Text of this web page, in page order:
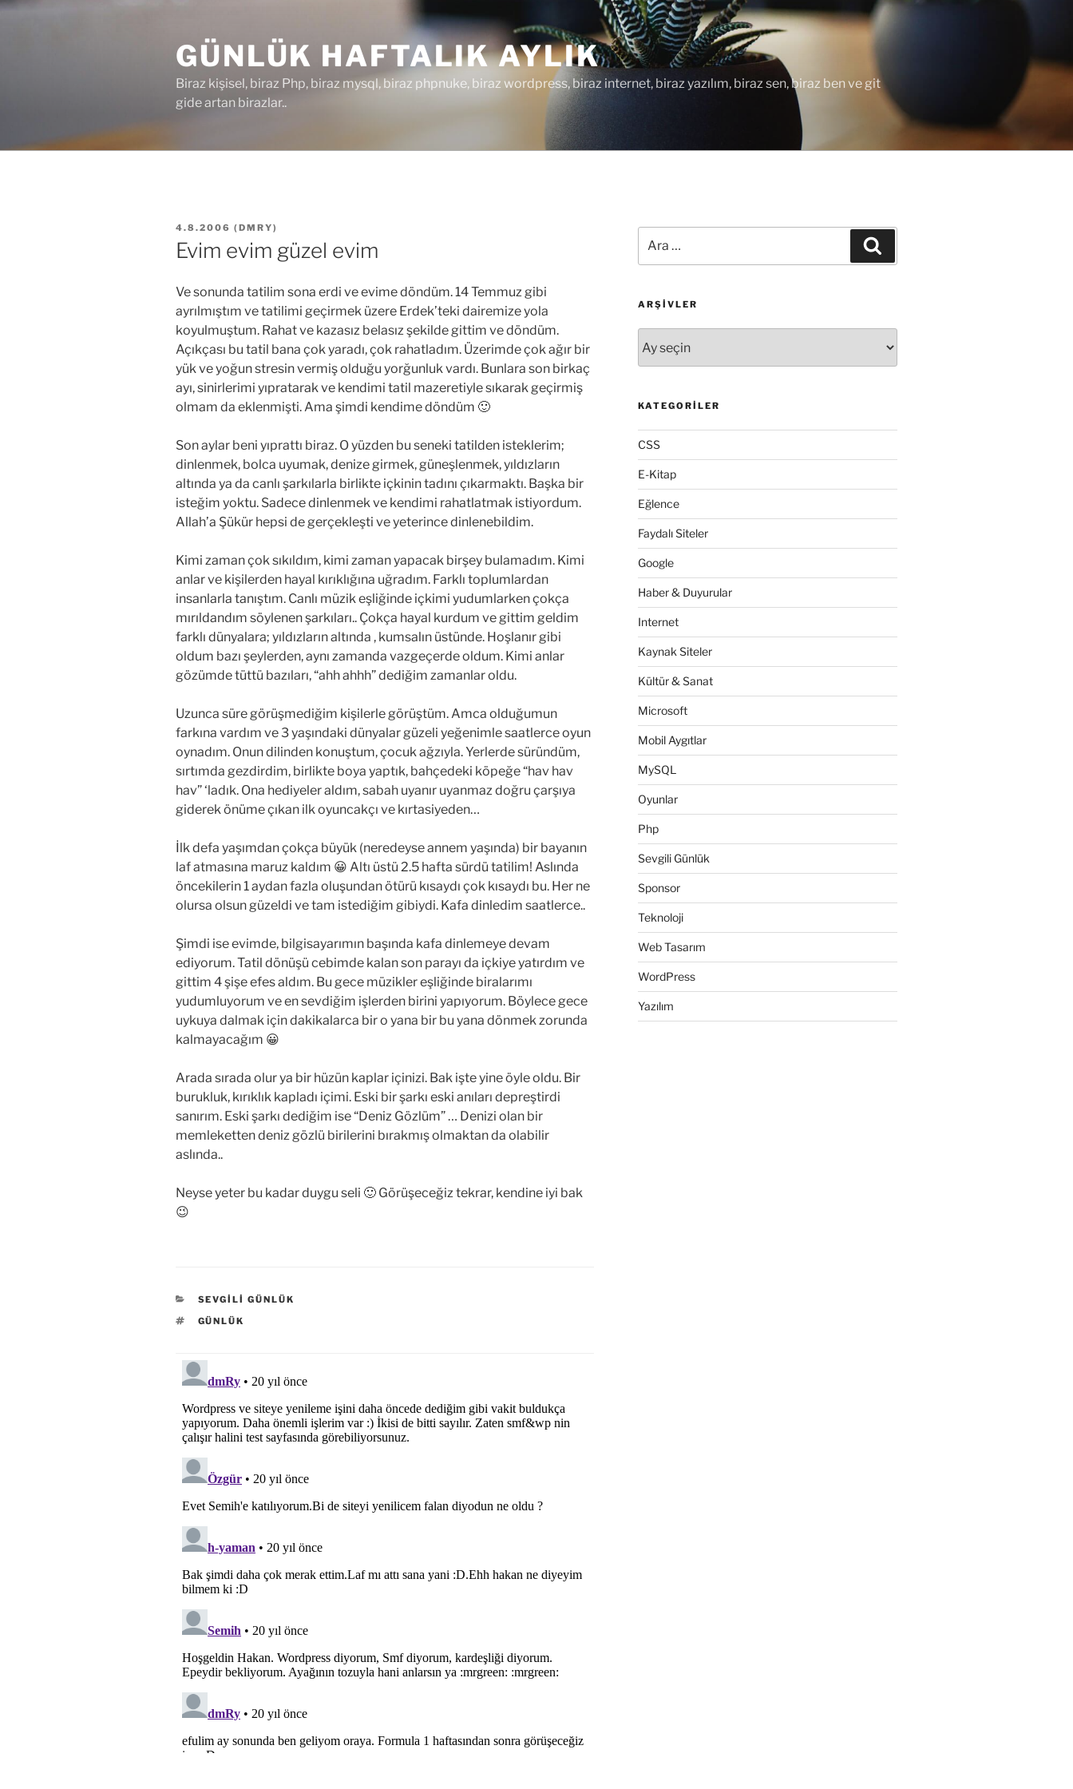
İçeriğe
GÜNLÜK HAFTALIK AYLIK
Biraz kişisel, biraz Php, biraz mysql, biraz phpnuke, biraz wordpress, biraz internet, biraz yazılım, biraz sen, biraz ben ve git
gide artan birazlar..
YAYIM
TARIHI
4.8.2006 ( DMRY)
Evim evim güzel evim
Ve sonunda tatilim sona erdi ve evime döndüm. 14 Temmuz gibi
ayrılmıştım ve tatilimi geçirmek üzere Erdek’teki dairemize yola
koyulmuştum. Rahat ve kazasız belasız şekilde gittim ve döndüm.
Açıkçası bu tatil bana çok yaradı, çok rahatladım. Üzerimde çok ağır bir
yük ve yoğun stresin vermiş olduğu yorğunluk vardı. Bunlara son birkaç
ayı, sinirlerimi yıpratarak ve kendimi tatil mazeretiyle sıkarak geçirmiş
olmam da eklenmişti. Ama şimdi kendime döndüm 🙂
Son aylar beni yıprattı biraz. O yüzden bu seneki tatilden isteklerim;
dinlenmek, bolca uyumak, denize girmek, güneşlenmek, yıldızların
altında ya da canlı şarkılarla birlikte içkinin tadını çıkarmaktı. Başka bir
isteğim yoktu. Sadece dinlenmek ve kendimi rahatlatmak istiyordum.
Allah’a Şükür hepsi de gerçekleşti ve yeterince dinlenebildim.
Kimi zaman çok sıkıldım, kimi zaman yapacak birşey bulamadım. Kimi
anlar ve kişilerden hayal kırıklığına uğradım. Farklı toplumlardan
insanlarla tanıştım. Canlı müzik eşliğinde içkimi yudumlarken çokça
mırıldandım söylenen şarkıları.. Çokça hayal kurdum ve gittim geldim
farklı dünyalara; yıldızların altında , kumsalın üstünde. Hoşlanır gibi
oldum bazı şeylerden, aynı zamanda vazgeçerde oldum. Kimi anlar
gözümde tüttü bazıları, “ahh ahhh” dediğim zamanlar oldu.
Uzunca süre görüşmediğim kişilerle görüştüm. Amca olduğumun
farkına vardım ve 3 yaşındaki dünyalar güzeli yeğenimle saatlerce oyun
oynadım. Onun dilinden konuştum, çocuk ağzıyla. Yerlerde süründüm,
sırtımda gezdirdim, birlikte boya yaptık, bahçedeki köpeğe “hav hav
hav” ‘ladık. Ona hediyeler aldım, sabah uyanır uyanmaz doğru çarşıya
giderek önüme çıkan ilk oyuncakçı ve kırtasiyeden…
İlk defa yaşımdan çokça büyük (neredeyse annem yaşında) bir bayanın
laf atmasına maruz kaldım 😀 Altı üstü 2.5 hafta sürdü tatilim! Aslında
öncekilerin 1 aydan fazla oluşundan ötürü kısaydı çok kısaydı bu. Her ne
olursa olsun güzeldi ve tam istediğim gibiydi. Kafa dinledim saatlerce..
Şimdi ise evimde, bilgisayarımın başında kafa dinlemeye devam
ediyorum. Tatil dönüşü cebimde kalan son parayı da içkiye yatırdım ve
gittim 4 şişe efes aldım. Bu gece müzikler eşliğinde biralarımı
yudumluyorum ve en sevdiğim işlerden birini yapıyorum. Böylece gece
uykuya dalmak için dakikalarca bir o yana bir bu yana dönmek zorunda
kalmayacağım 😀
Arada sırada olur ya bir hüzün kaplar içinizi. Bak işte yine öyle oldu. Bir
burukluk, kırıklık kapladı içimi. Eski bir şarkı eski anıları depreştirdi
sanırım. Eski şarkı dediğim ise “Deniz Gözlüm” … Denizi olan bir
memleketten deniz gözlü birilerini bırakmış olmaktan da olabilir
aslında..
Neyse yeter bu kadar duygu seli 🙂 Görüşeceğiz tekrar, kendine iyi bak
😉
KATEGORILER
SEVGILI GÜNLÜK
ETIKETLER
GÜNLÜK
ARŞIVLER
KATEGORILER
CSS
E-Kitap
Eğlence
Faydalı Siteler
Google
Haber & Duyurular
Internet
Kaynak Siteler
Kültür & Sanat
Microsoft
Mobil Aygıtlar
MySQL
Oyunlar
Php
Sevgili Günlük
Sponsor
Teknoloji
Web Tasarım
WordPress
Yazılım